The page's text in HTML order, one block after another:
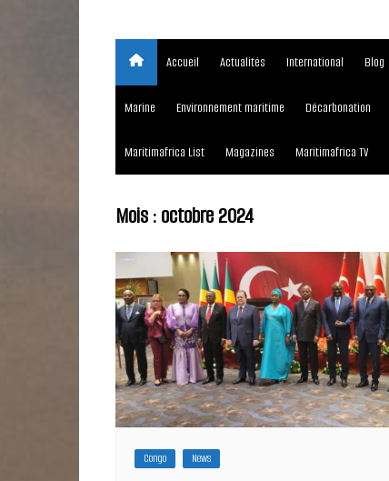
Accueil Actualités International Blog
Marine Environnement maritime Décarbonation
Maritimafrica List Magazines Maritimafrica TV
Mois :octobre 2024
Congo News